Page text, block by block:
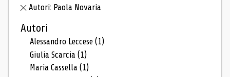
Autori: Paola Novaria
Autori
Alessandro Leccese(1)
Giulia Scarcia(1)
Maria Cassella(1)